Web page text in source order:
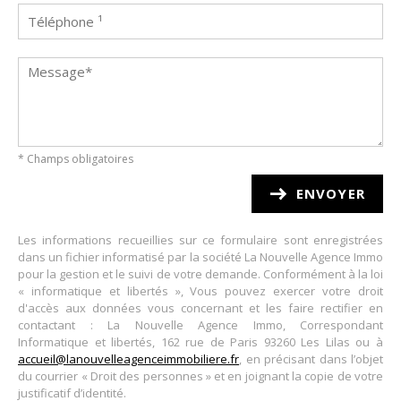
* Champs obligatoires
Les informations recueillies sur ce formulaire sont enregistrées
dans un fichier informatisé par la société La Nouvelle Agence Immo
pour la gestion et le suivi de votre demande. Conformément à la loi
« informatique et libertés », Vous pouvez exercer votre droit
d'accès aux données vous concernant et les faire rectifier en
contactant : La Nouvelle Agence Immo, Correspondant
Informatique et libertés, 162 rue de Paris 93260 Les Lilas ou à
accueil@lanouvelleagenceimmobiliere.fr, en précisant dans l’objet
du courrier « Droit des personnes » et en joignant la copie de votre
justificatif d’identité.